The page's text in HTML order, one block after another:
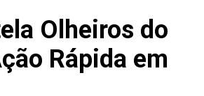
a legalização e a
Em Saquarema, a
na Orla de Itaúna, um dos
conhecidos da cidade,
e ativistas. Durante a
Olheiros do
Rápida em